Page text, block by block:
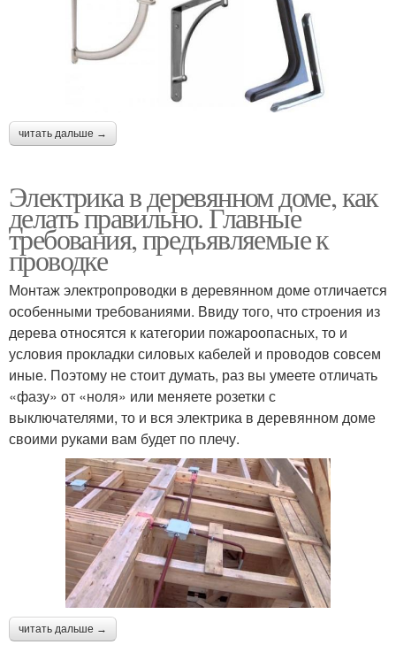
читать дальше →
Электрика в деревянном доме, как
делать правильно. Главные
требования, предъявляемые к
проводке
Монтаж электропроводки в деревянном доме отличается
особенными требованиями. Ввиду того, что строения из
дерева относятся к категории пожароопасных, то и
условия прокладки силовых кабелей и проводов совсем
иные. Поэтому не стоит думать, раз вы умеете отличать
«фазу» от «ноля» или меняете розетки с
выключателями, то и вся электрика в деревянном доме
своими руками вам будет по плечу.
читать дальше →